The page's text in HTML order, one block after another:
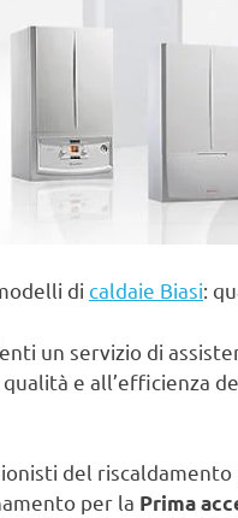
di caldaie Biasi:
un servizio di
e all’efficienza
del
per la Prima